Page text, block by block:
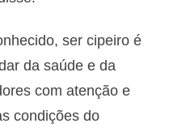
ser cipeiro é
da saúde e da
com atenção e
condições do